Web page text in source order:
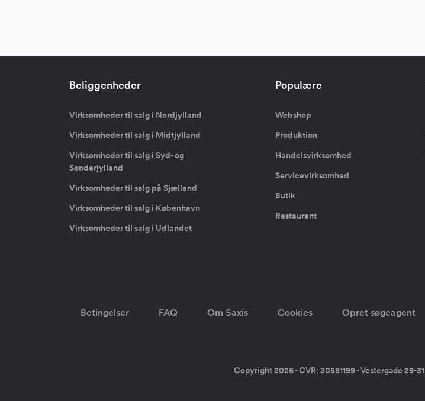
Beliggenheder
Virksomheder til salg i Nordjylland
Virksomheder til salg i Midtjylland
Virksomheder til salg i Syd- og
Sønderjylland
Virksomheder til salg på Sjælland
Virksomheder til salg i København
Virksomheder til salg i Udlandet
Populære
Webshop
Produktion
Handelsvirksomhed
Servicevirksomhed
Butik
Restaurant
Betingelser FAQ Om Saxis Cookies Opret søgeagent
Copyright 2026 - CVR: 30581199 - Vestergade 29-